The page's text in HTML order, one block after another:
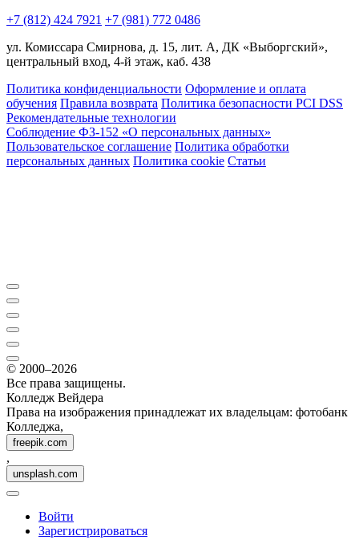
+7 (812) 424 7921 +7 (981) 772 0486
ул. Комиссара Смирнова, д. 15, лит. А, ДК «Выборгский»,
центральный вход, 4-й этаж, каб. 438
Политика конфиденциальности Оформление и оплата
обучения Правила возврата Политика безопасности PCI DSS
Рекомендательные технологии
Соблюдение ФЗ-152 «О персональ­ных данных»
Пользовательское соглашение Политика обработки
персональных данных Политика cookie Статьи
© 2000–2026
Все права защищены.
Колледж Вейдера
Права на изображения принадлежат их владельцам: фотобанк
Колледжа,
freepik.com
,
unsplash.com
Войти
Зарегистрироваться